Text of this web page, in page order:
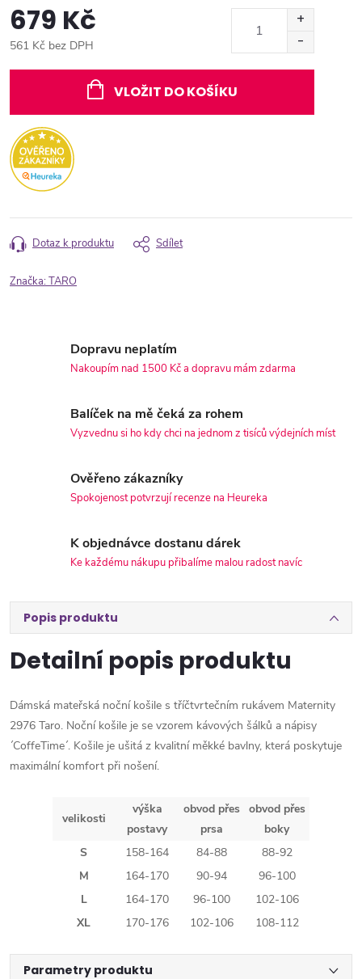
679 Kč
561 Kč bez DPH
VLOŽIT DO KOŠÍKU
Dotaz k produktu Sdílet
Značka:TARO
Dopravu neplatím
Nakoupím nad 1500 Kč a dopravu mám zdarma
Balíček na mě čeká za rohem
Vyzvednu si ho kdy chci na jednom z tisíců výdejních míst
Ověřeno zákazníky
Spokojenost potvrzují recenze na Heureka
K objednávce dostanu dárek
Ke každému nákupu přibalíme malou radost navíc
Popis produktu
Detailní popis produktu
Dámská mateřská noční košile s tříčtvrtečním rukávem Maternity
2976 Taro. Noční košile je se vzorem kávových šálků a nápisy
´CoffeTime´. Košile je ušitá z kvalitní měkké bavlny, která poskytuje
maximální komfort při nošení.
velikosti
výška
postavy
obvod přes
prsa
obvod přes
boky
S
158-164 84-88
88-92
M
164-170 90-94
96-100
L
164-170 96-100
102-106
XL
170-176 102-106 108-112
Parametry produktu